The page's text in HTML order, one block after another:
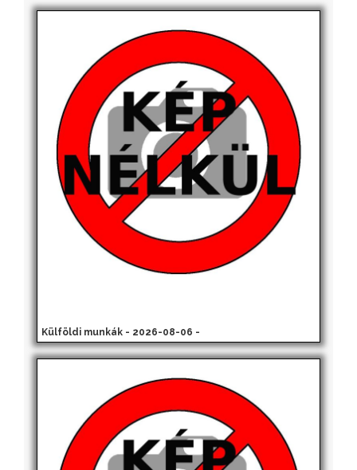
Külföldi munkák - 2026-08-06 -